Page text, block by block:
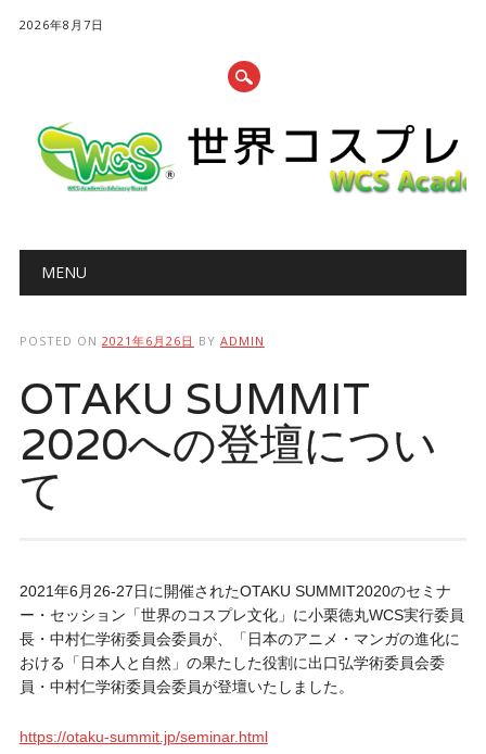
2026年8月7日
Main menu
MENU
POSTED ON 2021年6月26日 BY ADMIN
OTAKU SUMMIT
2020への登壇につい
て
2021年6月26-27日に開催されたOTAKU SUMMIT2020のセミナ
ー・セッション「世界のコスプレ文化」に小栗徳丸WCS実行委員
長・中村仁学術委員会委員が、「日本のアニメ・マンガの進化に
おける「日本人と自然」の果たした役割に出口弘学術委員会委
員・中村仁学術委員会委員が登壇いたしました。
https://otaku-summit.jp/seminar.html